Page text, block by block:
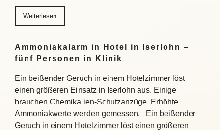
Weiterlesen
Ammoniakalarm in Hotel in Iserlohn –
fünf Personen in Klinik
Ein beißender Geruch in einem Hotelzimmer löst
einen größeren Einsatz in Iserlohn aus. Einige
brauchen Chemikalien-Schutzanzüge. Erhöhte
Ammoniakwerte werden gemessen. Ein beißender
Geruch in einem Hotelzimmer löst einen größeren